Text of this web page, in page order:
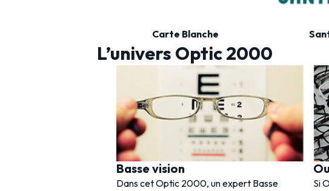
Carte Blanche
L’univers Optic 2000
Basse vision
Dans cet Optic 2000, un expert Basse
Si